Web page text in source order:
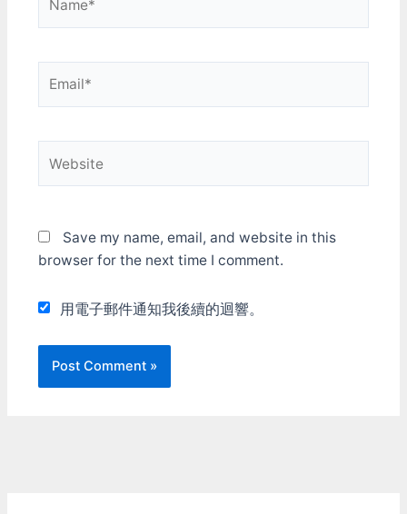
透進的比較多，白光LED的
橘色變亮了。不過周圍景物
光濾鏡(IR透鏡) 材料費：0
恭喜"雜牌磁碟片"這次獲得
Save my name, email, and website in this
browser for the next time I comment.
用電子郵件通知我後續的迴響。